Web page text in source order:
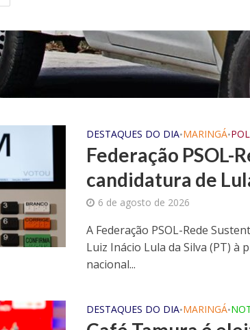
DESTAQUES DO DIA•MARINGÁ•
Federação PSOL-
candidatura de
6 de agosto de 2026
A Federação PSOL-Rede
Luiz Inácio Lula da Silva (PT) à
nacional...
DESTAQUES DO DIA•MARINGÁ•